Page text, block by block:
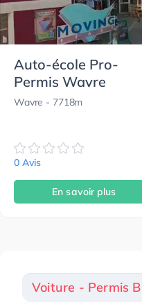
Auto-école Pro-
Permis Wavre
Wavre - 7718m
0 Avis
En savoir plus
Voiture - Permis